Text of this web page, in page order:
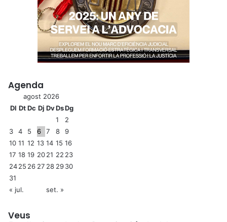
Agenda
agost 2026
Dl DtDc Dj DvDsDg
1
2
3
4 5 6 7 8
9
10 11 12 13 14 15 16
17 18 19 2021 22 23
2425 26 27 28 2930
31
« jul.
set. »
Veus